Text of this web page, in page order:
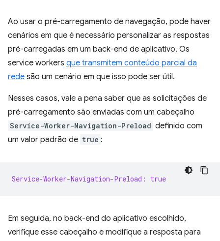
Ao usar o pré-carregamento de navegação, pode haver
cenários em que é necessário personalizar as respostas
pré-carregadas em um back-end de aplicativo. Os
service workers que transmitem conteúdo parcial da
rede são um cenário em que isso pode ser útil.
Nesses casos, vale a pena saber que as solicitações de
pré-carregamento são enviadas com um cabeçalho
Service-Worker-Navigation-Preload definido com
um valor padrão de true :
Service-Worker-Navigation-Preload: true
Em seguida, no back-end do aplicativo escolhido,
verifique esse cabeçalho e modifique a resposta para